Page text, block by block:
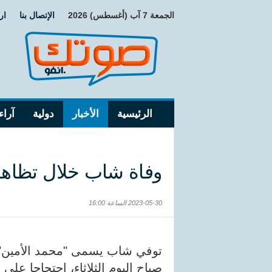
الجمعة 7 آب (أغسطس) 2026 الإتصال بنا
الرئيسية الأخبار دولية
وفاة شاب خلال
2023-05-30 الساعة 16:00
توفي شاب يسمى "محمد الأمين"
صباح اليوم الثلاثاء،